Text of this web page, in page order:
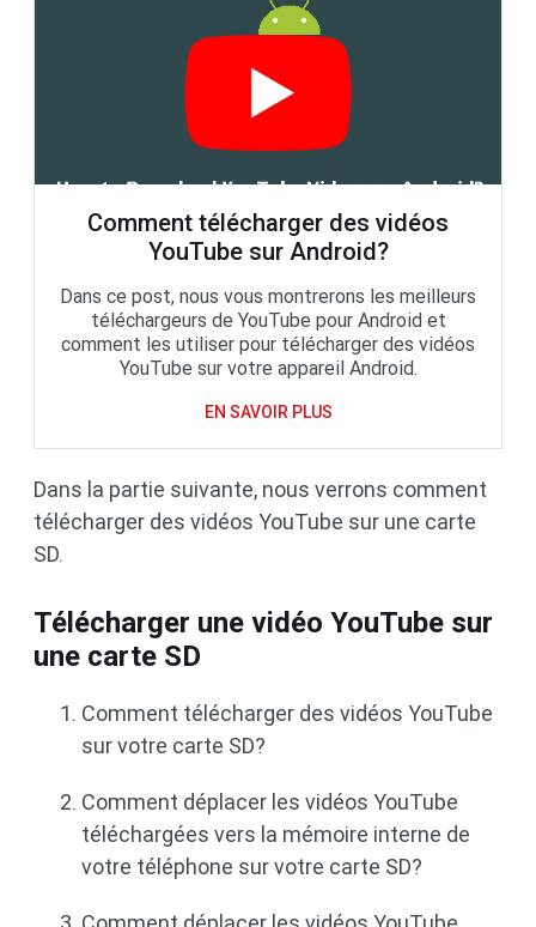
Comment télécharger des vidéos
YouTube sur Android?
Dans ce post, nous vous montrerons les meilleurs
téléchargeurs de YouTube pour Android et
comment les utiliser pour télécharger des vidéos
YouTube sur votre appareil Android.
EN SAVOIR PLUS
Dans la partie suivante, nous verrons comment
télécharger des vidéos YouTube sur une carte
SD.
Télécharger une vidéo YouTube sur
une carte SD
Comment télécharger des vidéos YouTube
sur votre carte SD?
Comment déplacer les vidéos YouTube
téléchargées vers la mémoire interne de
votre téléphone sur votre carte SD?